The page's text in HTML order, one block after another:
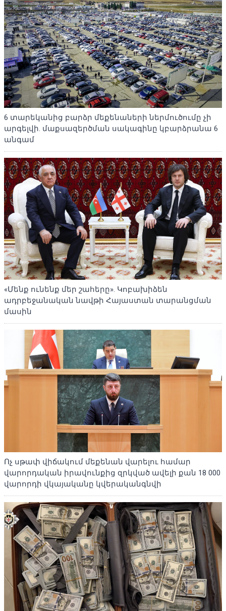
6 տարեկանից բարձր մեքենաների ներմուծումը չի
արգելվի. մաքսազերծման սակագինը կբարձրանա 6
անգամ
«Մենք ունենք մեր շահերը». Կոբախիձեն
ադրբեջանական նավթի Հայաստան տարանցման
մասին
Ոչ սթափ վիճակում մեքենան վարելու համար
վարորդական իրավունքից զրկված ավելի քան 18 000
վարորդի վկայականը կվերականգնվի